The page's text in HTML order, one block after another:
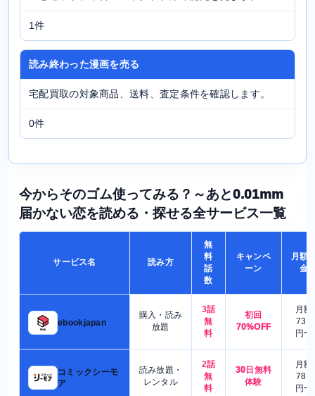
1件
読み終わった漫画を売る
宅配買取の対象商品、送料、査定条件を確認します。
0件
今からそのゴム使ってみる？～あと0.01mm
届かない恋を読める・探せる全サービス一覧
サービス名 読み方
無
料
話
数
キャンペ
ーン
月額
金
ebookjapan
購入・読み
放題
3話
無
料
初回
70%OFF
月額
730
円〜
コミックシーモ
ア
読み放題・
レンタル
2話
無
料
30日無料
体験
月額
780
円〜